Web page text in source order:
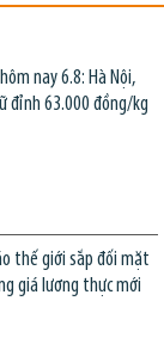
nay 6.8: Hà Nội,
đỉnh 63.000 đồng/kg
thế giới sắp đối mặt
giá lương thực mới